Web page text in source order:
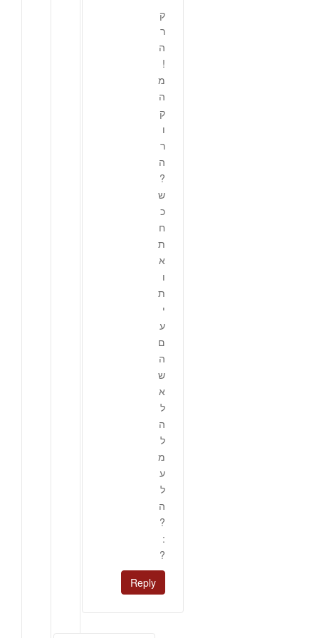
ק
ר
ה
!
מ
ה
ק
ו
ר
ה
?
ש
כ
ח
ת
א
ו
ת
י
ע
ם
ה
ש
א
ל
ה
ל
מ
ע
ל
ה
?
:
?
Reply